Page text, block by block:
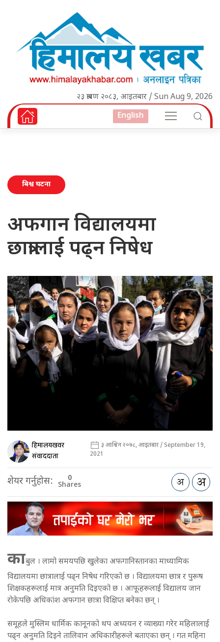
२३ श्रावण २०८३, आइतबार / Sun Aug 9, 2026
English
बिश्व घटना
अफगान विद्यालयमा
छात्रालाई पढ्न निषेध
हिमालयखवर
संवाददाता
३ आश्विन २०७८, आइतबार / September 19,
2021
शेयर गर्नुहोस: 0
Shares
काबुल । लामो समयपछि खुलेका अफगानिस्तानका माध्यामिक
विद्यालयमा छात्रालाई पढ्न निषेध गरिएको छ । विद्यालयमा छात्र र पुरूष
शिक्षकहरूलाई मात्र अनुमति दिइएको छ । आफूहरूलाई विद्यालय जान
रोकेपछि अधिकांश अफगान छात्रा विक्षिप्त बनेका छन् ।
समूहले मुस्लिम धार्मिक कानूनको थप अध्ययन र व्याख्या गरेर महिलालाई
पढ्न अनुमति दिइने तालिवान अधिकारीहरूले बताएका छन् । गत महिना